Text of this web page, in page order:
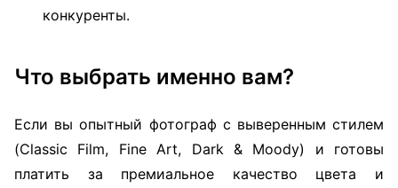
конкуренты.
Что выбрать именно вам?
Если вы опытный фотограф с выверенным стилем
(Classic Film, Fine Art, Dark & Moody) и готовы
платить за премиальное качество цвета и